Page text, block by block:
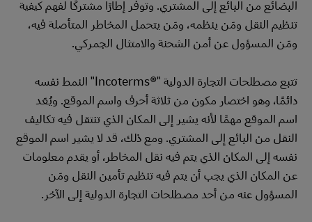
البضائع من البائع إلى المشتري. وتوفر إطارًا مشتركًا لفهم كيفية
تنظيم النقل ومَن ينظمه، ومَن يتحمل المخاطر المتأصلة فيه،
ومَن المسؤول عن أمن الشحنة والامتثال الجمركي.
تتبع مصطلحات التجارة الدولية "Incoterms®‎" النمط نفسه
دائمًا، وهو اختصار مكون من ثلاثة أحرف واسم الموقع. ويُعَد
اسم الموقع مهمًا لأنه يشير إلى المكان الذي تنتقل فيه تكاليف
النقل من البائع إلى المشتري. ومع ذلك، قد لا يشير اسم الموقع
نفسه إلى المكان الذي يتم فيه نقل المخاطر، أو يقدم معلومات
عن المكان الذي يجب أن يتم فيه تنظيم تأمين النقل ومَن
المسؤول عنه من أحد مصطلحات التجارة الدولية إلى الآخر.